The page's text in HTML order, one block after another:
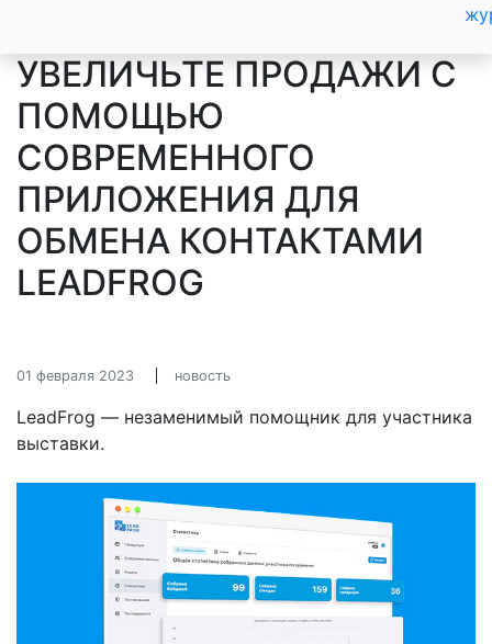
УВЕЛИЧЬТЕ ПРОДАЖИ С
ПОМОЩЬЮ
СОВРЕМЕННОГО
ПРИЛОЖЕНИЯ ДЛЯ
ОБМЕНА КОНТАКТАМИ
LEADFROG
01 февраля 2023 новость
LeadFrog — незаменимый помощник для участника
выставки.